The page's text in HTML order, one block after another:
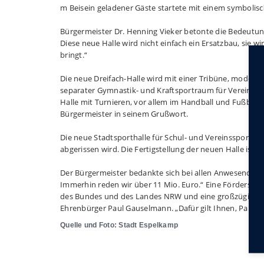
m Beisein geladener Gäste startete mit einem
Bürgermeister Dr. Henning Vieker betonte die
Diese neue Halle wird nicht einfach ein Ersatzbau, sie
bringt.“
Die neue Dreifach-Halle wird mit einer Tribüne,
separater Gymnastik- und Kraftsportraum für
Halle mit Turnieren, vor allem im Handball und
Bürgermeister in seinem Grußwort.
Die neue Stadtsporthalle für Schul- und Vereinssport
abgerissen wird. Die Fertigstellung der neuen Halle ist
Der Bürgermeister bedankte sich bei allen
Immerhin reden wir über 11 Mio. Euro.“ Eine
des Bundes und des Landes NRW und eine großzügige
Ehrenbürger Paul Gauselmann. „Dafür gilt Ihnen, Paul
Quelle und Foto: Stadt Espelkamp